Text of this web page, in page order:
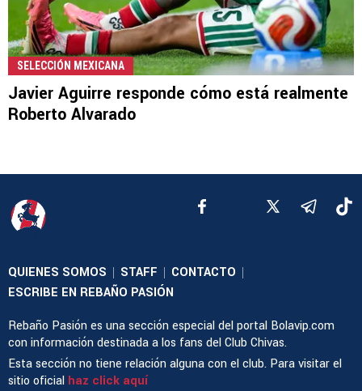
SELECCIÓN MEXICANA
Javier Aguirre responde cómo está realmente
Roberto Alvarado
QUIENES SOMOS | STAFF | CONTACTO |
ESCRIBE EN REBAÑO PASIÓN
Rebaño Pasión es una sección especial del portal Bolavip.com
con información destinada a los fans del Club Chivas.
Esta sección no tiene relación alguna con el club. Para visitar el
sitio oficial haz click aquí